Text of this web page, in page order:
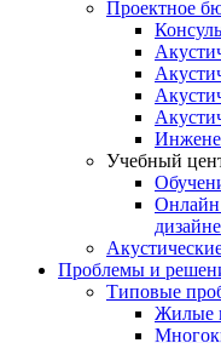
Проектное
Учебный
Онлайн
Проблемы и
Типовые
Жилые